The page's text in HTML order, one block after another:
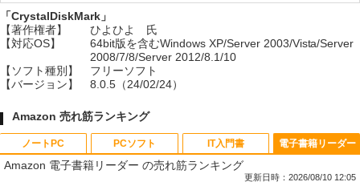
「CrystalDiskMark」
【著作権者】
ひよひよ 氏
【対応OS】
64bit版を含むWindows XP/Server 2003/Vista/Server
2008/7/8/Server 2012/8.1/10
【ソフト種別】
フリーソフト
【バージョン】
8.0.5（24/02/24）
Amazon 売れ筋ランキング
ノートPC PCソフト IT入門書 電子書籍リーダー
Amazon 電子書籍リーダー の売れ筋ランキング
更新日時：2026/08/10 12:05